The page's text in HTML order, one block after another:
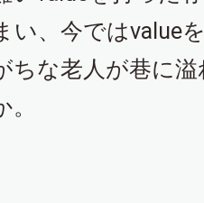
い、今ではvalue
ちな老人が巷に